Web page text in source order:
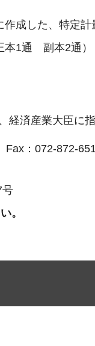
成した、特定計
本1通 副本2通）
済産業大臣に
：072-872-
。